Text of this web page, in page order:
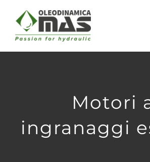
content
Motori
ingranaggi